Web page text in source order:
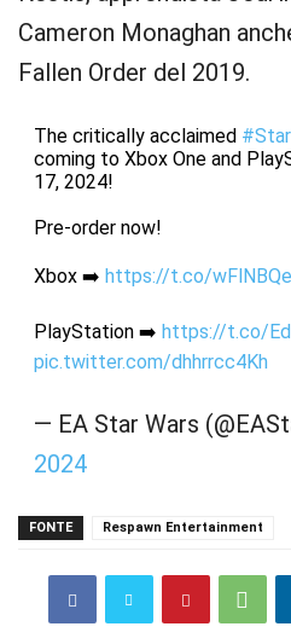
Cameron Monaghan
Fallen Order del 2019.
The critically acclaimed
coming to Xbox One and
17, 2024!
Pre-order now!
Xbox ➡️ https://t.co/
PlayStation ➡️ https://t.co/
pic.twitter.com/dhhrrcc4Kh
— EA Star Wars
2024
FONTE Respawn Entertainment